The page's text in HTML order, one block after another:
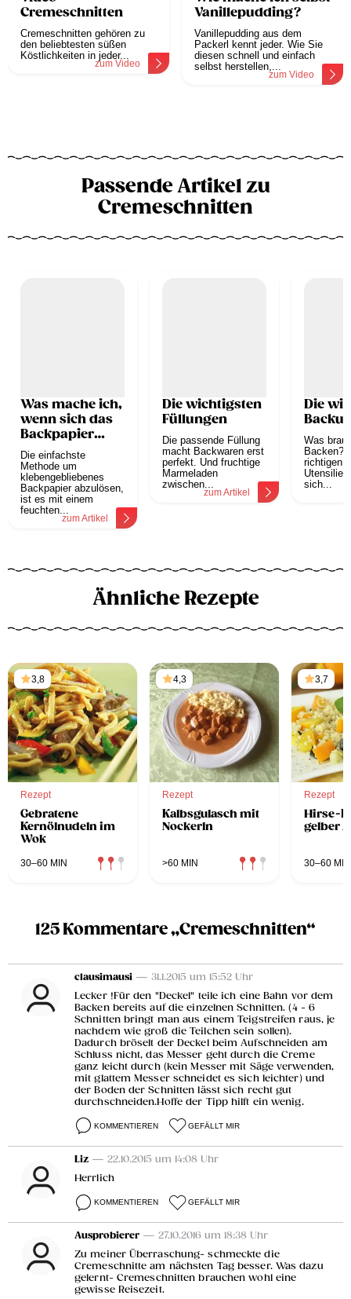
Cremeschnitten
Cremeschnitten gehören zu
den beliebtesten süßen
Köstlichkeiten in jeder...
zum Video
Vanillepudding?
Vanillepudding aus dem
Packerl kennt jeder. Wie Sie
diesen schnell und einfach
selbst herstellen,...
zum Video
Passende Artikel zu
Cremeschnitten
Was mache ich,
wenn sich das
Backpapier
nicht ablösen
lässt?
Die einfachste
Methode um
klebengebliebenes
Backpapier abzulösen,
ist es mit einem
feuchten...
zum Artikel
Die wichtigsten
Füllungen
Die passende Füllung
macht Backwaren erst
perfekt. Und fruchtige
Marmeladen
zwischen...
zum Artikel
Die
Was
Backen?
richtigen
sich...
Ähnliche Rezepte
3,8
Rezept
Gebratene
Kernölnudeln im
Wok
30–60 MIN
4,3
Rezept
Kalbsgulasch mit
Nockerln
>60 MIN
3,7
Rezept
Hirse-
gelber
30–60 MIN
125 Kommentare „Cremeschnitten“
clausimausi — 31.1.2015 um 15:52 Uhr
Lecker !Für den "Deckel" teile ich eine Bahn vor dem
Backen bereits auf die einzelnen Schnitten. (4 - 6
Schnitten bringt man aus einem Teigstreifen raus, je
nachdem wie groß die Teilchen sein sollen).
Dadurch bröselt der Deckel beim Aufschneiden am
Schluss nicht, das Messer geht durch die Creme
ganz leicht durch (kein Messer mit Säge verwenden,
mit glattem Messer schneidet es sich leichter) und
der Boden der Schnitten lässt sich recht gut
durchschneiden.Hoffe der Tipp hilft ein wenig.
KOMMENTIEREN GEFÄLLT MIR
Liz — 22.10.2015 um 14:08 Uhr
Herrlich
KOMMENTIEREN GEFÄLLT MIR
Ausprobierer — 27.10.2016 um 18:38 Uhr
Zu meiner Überraschung- schmeckte die
Cremeschnitte am nächsten Tag besser. Was dazu
gelernt- Cremeschnitten brauchen wohl eine
gewisse Reisezeit.